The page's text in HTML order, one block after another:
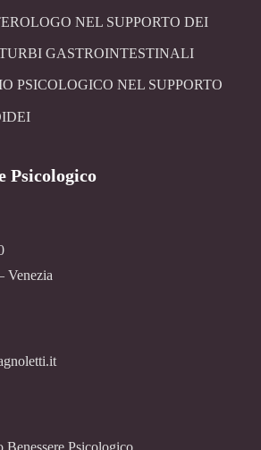
NEL SUPPORTO DEI
GASTROINTESTINALI
PSICOLOGICO NEL SUPPORTO
Psicologico
Venezia
Psicologico